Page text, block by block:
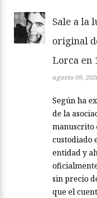
Sale a la
original
Lorca en
agosto 09,
Según ha
de la
manuscrito
custodiado
entidad y
sin precio
que el